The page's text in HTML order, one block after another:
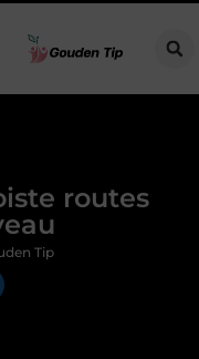
routes
Tip